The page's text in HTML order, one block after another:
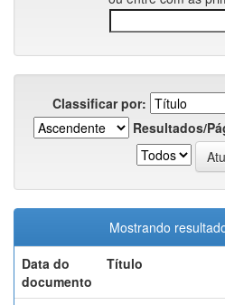
Classificar por:
Resultados/
Mostrando
Data do
documento
Título